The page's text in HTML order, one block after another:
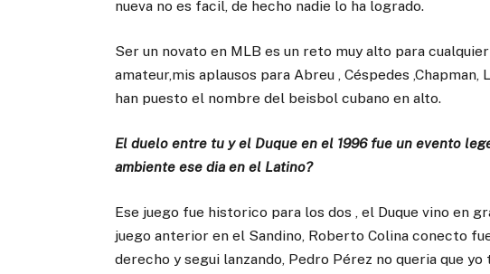
nueva no es facil, de hecho nadie lo ha logrado.
Ser un novato en MLB es un reto muy alto para
amateur,mis aplausos para Abreu , Céspedes
han puesto el nombre del beisbol cubano en alto.
El duelo entre tu y el Duque en el 1996 fue un evento
ambiente ese dia en el Latino?
Ese juego fue historico para los dos , el Duque vino en
juego anterior en el Sandino, Roberto Colina conecto
derecho y segui lanzando, Pedro Pérez no queria que